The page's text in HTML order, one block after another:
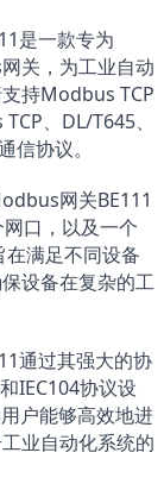
是一款专为
关，为工业自动
持Modbus TCP
、DL/T645、
信协议。
网关BE111
口，以及一个
满足不同设备
设备在复杂的工
通过其强大的协
IEC104协议设
户能够高效地进
业自动化系统的